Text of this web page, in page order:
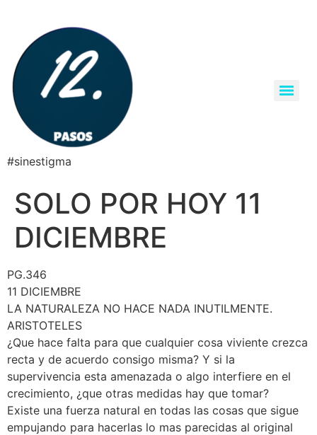
#sinestigma
SOLO POR HOY 11
DICIEMBRE
PG.346
11 DICIEMBRE
LA NATURALEZA NO HACE NADA INUTILMENTE.
ARISTOTELES
¿Que hace falta para que cualquier cosa viviente crezca
recta y de acuerdo consigo misma? Y si la
supervivencia esta amenazada o algo interfiere en el
crecimiento, ¿que otras medidas hay que tomar?
Existe una fuerza natural en todas las cosas que sigue
empujando para hacerlas lo mas parecidas al original